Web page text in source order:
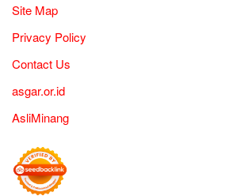
Site Map
Privacy Policy
Contact Us
asgar.or.id
AsliMinang